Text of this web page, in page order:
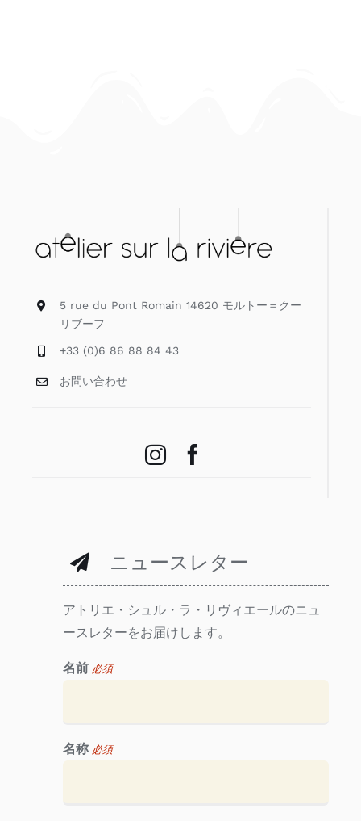
5 rue du Pont Romain 14620 モルトー＝クー
リブーフ
+33 (0)6 86 88 84 43
お問い合わせ
ニュースレター
アトリエ・シュル・ラ・リヴィエールのニュ
ースレターをお届けします。
名前 必須
名称 必須